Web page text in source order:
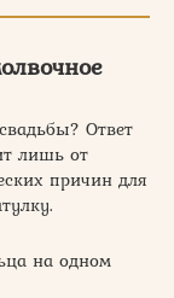
Ответ
лишь от
причин для
на одном